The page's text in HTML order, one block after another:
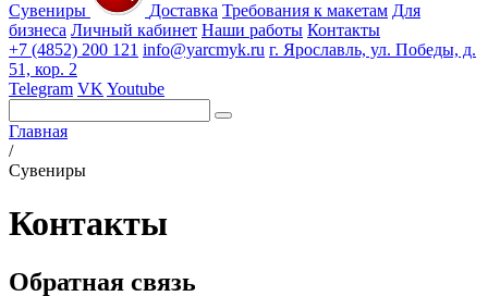
Сувениры Доставка Требования к макетам Для
бизнеса Личный кабинет Наши работы Контакты
+7 (4852) 200 121 info@yarcmyk.ru г. Ярославль, ул. Победы, д.
51, кор. 2
Telegram VK Youtube
Главная
/
Сувениры
Контакты
Обратная связь